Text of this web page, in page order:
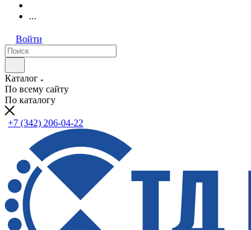
...
Войти
Каталог
По всему сайту
По каталогу
+7 (342) 206-04-22